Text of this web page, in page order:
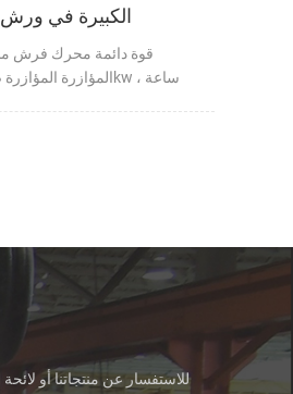
الكبيرة في ورش
قوة دائمة محرك فرش
للاستفسار عن منتجاتنا أو